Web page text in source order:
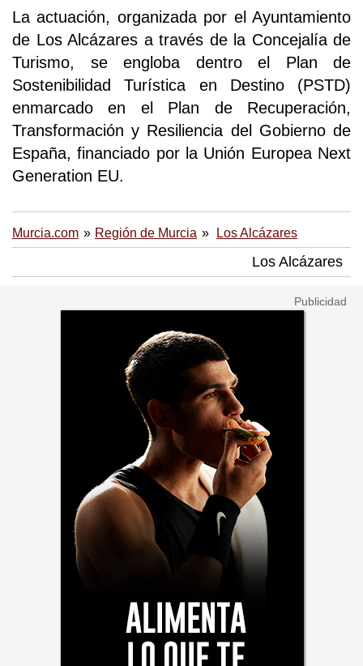
La actuación, organizada por el Ayuntamiento
de Los Alcázares a través de la Concejalía de
Turismo, se engloba dentro el Plan de
Sostenibilidad Turística en Destino (PSTD)
enmarcado en el Plan de Recuperación,
Transformación y Resiliencia del Gobierno de
España, financiado por la Unión Europea Next
Generation EU.
Murcia.com Región de Murcia Los Alcázares
Los Alcázares